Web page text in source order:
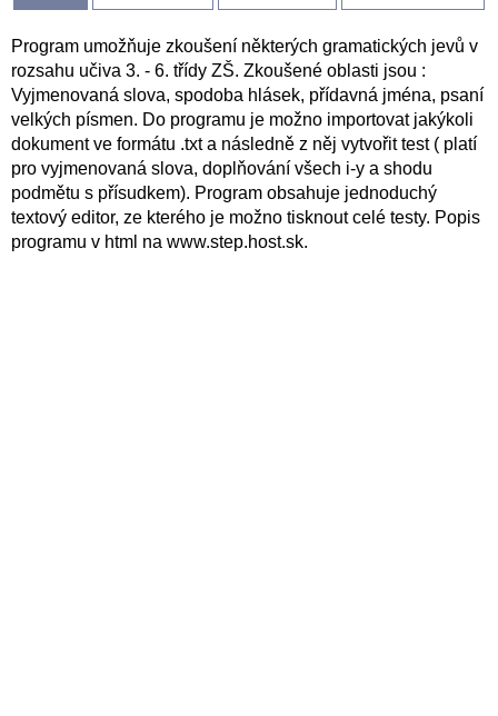
Program umožňuje zkoušení některých gramatických jevů v
rozsahu učiva 3. - 6. třídy ZŠ. Zkoušené oblasti jsou :
Vyjmenovaná slova, spodoba hlásek, přídavná jména, psaní
velkých písmen. Do programu je možno importovat jakýkoli
dokument ve formátu .txt a následně z něj vytvořit test ( platí
pro vyjmenovaná slova, doplňování všech i-y a shodu
podmětu s přísudkem). Program obsahuje jednoduchý
textový editor, ze kterého je možno tisknout celé testy. Popis
programu v html na www.step.host.sk.